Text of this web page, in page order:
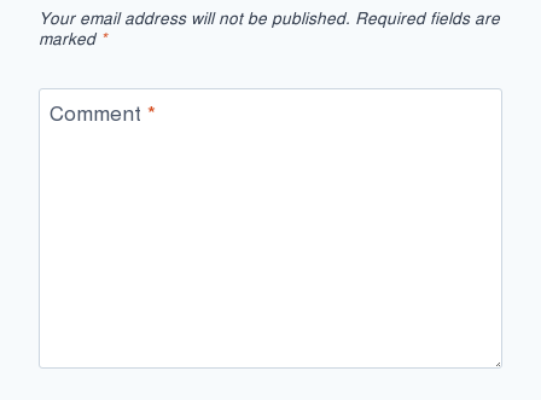
Your email address will not be published. Required fields are
marked *
Comment *